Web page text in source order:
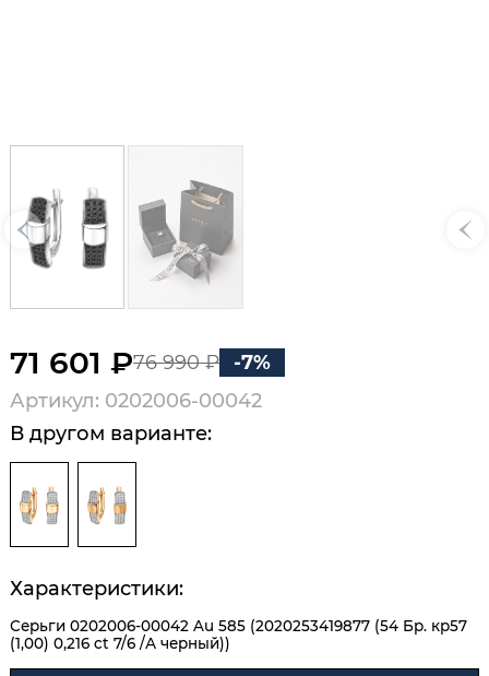
71 601 ₽76 990 ₽
-7%
Артикул: 0202006-00042
В другом варианте:
Характеристики:
Серьги 0202006-00042 Au 585 (2020253419877 (54 Бр. кр57
(1,00) 0,216 ct 7/6 /А черный))